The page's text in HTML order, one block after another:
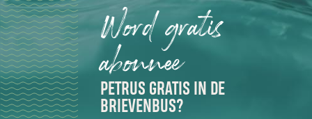
Word gratis
abonnee
PETRUS GRATIS IN DE
BRIEVENBUS?